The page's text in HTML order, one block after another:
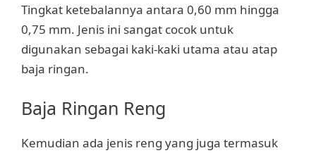
Tingkat ketebalannya antara 0,60 mm hingga
0,75 mm. Jenis ini sangat cocok untuk
digunakan sebagai kaki-kaki utama atau atap
baja ringan.
Baja Ringan Reng
Kemudian ada jenis reng yang juga termasuk